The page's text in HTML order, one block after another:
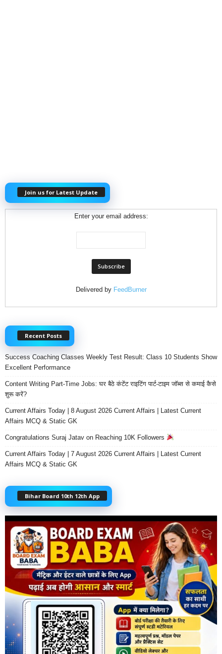
Join us for Latest Update
Enter your email address:
Delivered by FeedBurner
Recent Posts
Success Coaching Classes Weekly Test Result: Class 10 Students Show
Excellent Performance
Content Writing Part-Time Jobs: घर बैठे कंटेंट राइटिंग पार्ट-टाइम जॉब्स से कमाई कैसे
शुरू करें?
Current Affairs Today | 8 August 2026 Current Affairs | Latest Current
Affairs MCQ & Static GK
Congratulations Suraj Jatav on Reaching 10K Followers
Current Affairs Today | 7 August 2026 Current Affairs | Latest Current
Affairs MCQ & Static GK
Bihar Board 10th 12th App